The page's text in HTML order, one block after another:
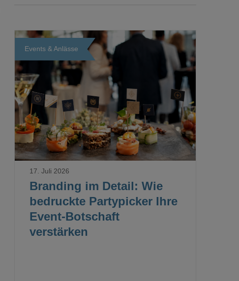
Events & Anlässe
Loading...
Branding im Detail: Wie
bedruckte Partypicker Ihre
Event-Botschaft
verstärken
17. Juli 2026